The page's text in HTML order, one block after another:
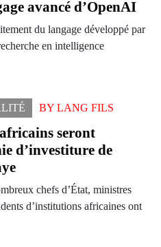
avancé d’OpenAI
du langage développé par
en intelligence
BY LANG FILS
seront
d’investiture de
chefs d’État, ministres
d’institutions africaines ont